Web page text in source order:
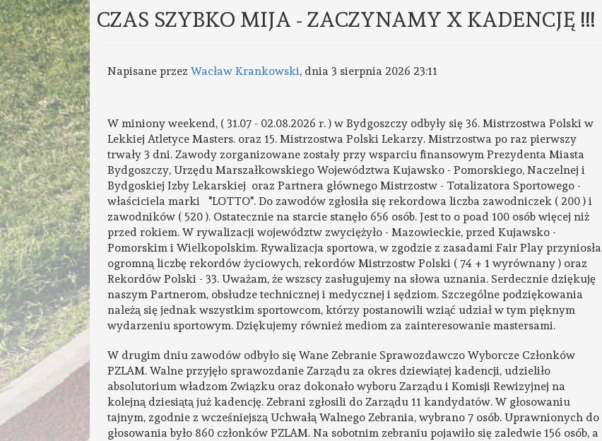
CZAS SZYBKO MIJA - ZACZYNAMY X KADENCJĘ !!!
Napisane przez Wacław Krankowski, dnia 3 sierpnia 2026 23:11
W miniony weekend, ( 31.07 - 02.08.2026 r. ) w Bydgoszczy odbyły się 36. Mistrzostwa Polski w
Lekkiej Atletyce Masters. oraz 15. Mistrzostwa Polski Lekarzy. Mistrzostwa po raz pierwszy
trwały 3 dni. Zawody zorganizowane zostały przy wsparciu finansowym Prezydenta Miasta
Bydgoszczy, Urzędu Marszałkowskiego Województwa Kujawsko - Pomorskiego, Naczelnej i
Bydgoskiej Izby Lekarskiej oraz Partnera głównego Mistrzostw - Totalizatora Sportowego -
właściciela marki "LOTTO". Do zawodów zgłosiła się rekordowa liczba zawodniczek ( 200 ) i
zawodników ( 520 ). Ostatecznie na starcie stanęło 656 osób. Jest to o poad 100 osób więcej niż
przed rokiem. W rywalizacji województw zwyciężyło - Mazowieckie, przed Kujawsko -
Pomorskim i Wielkopolskim. Rywalizacja sportowa, w zgodzie z zasadami Fair Play przyniosła
ogromną liczbę rekordów życiowych, rekordów Mistrzostw Polski ( 74 + 1 wyrównany ) oraz
Rekordów Polski - 33. Uważam, że wszscy zasługujemy na słowa uznania. Serdecznie dziękuję
naszym Partnerom, obsłudze technicznej i medycznej i sędziom. Szczególne podziękowania
należą się jednak wszystkim sportowcom, którzy postanowili wziąć udział w tym pięknym
wydarzeniu sportowym. Dziękujemy również mediom za zainteresowanie mastersami.
W drugim dniu zawodów odbyło się Wane Zebranie Sprawozdawczo Wyborcze Członków
PZLAM. Walne przyjęło sprawozdanie Zarządu za okres dziewiątej kadencji, udzieliło
absolutorium władzom Związku oraz dokonało wyboru Zarządu i Komisji Rewizyjnej na
kolejną dziesiątą już kadencję. Zebrani zgłosili do Zarządu 11 kandydatów. W głosowaniu
tajnym, zgodnie z wcześniejszą Uchwałą Walnego Zebrania, wybrano 7 osób. Uprawnionych do
głosowania było 860 członków PZLAM. Na sobotnim zebraniu pojawiło się zaledwie 156 osób, a